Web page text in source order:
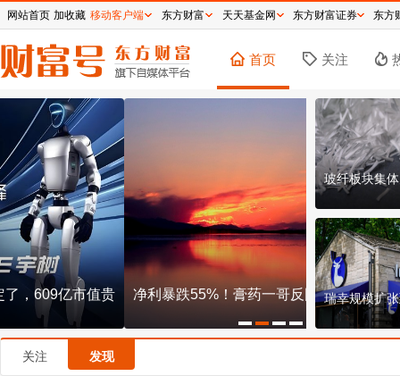
首页 关注
净利暴跌55%！膏药一哥反围剿，已杀疯了
说好十年不
一？
玻纤板块集
瑞幸规模扩
关注 发现
网站首页 加收藏 移动客户端 东方财富 天天基金网 东方财富证券 东方